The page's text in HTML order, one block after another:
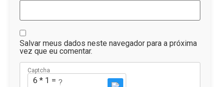
Salvar meus dados neste navegador para a próxima
vez que eu comentar.
Captcha
6 * 1 = ?